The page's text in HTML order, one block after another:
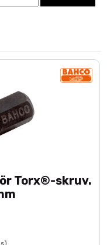
och kontroll
skärprestanda
professionell användning
skruvmejslar
Torx®-skruv.